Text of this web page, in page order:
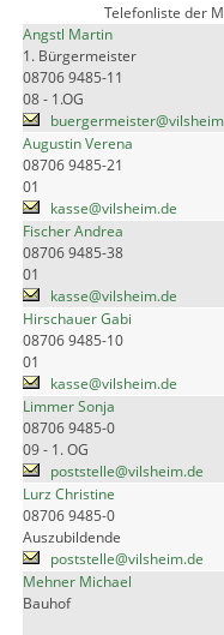
Telefonliste der
Angstl Martin
1. Bürgermeister
08706 9485-11
08 - 1.OG
Augustin Verena
08706 9485-21
01
kasse@vilsheim.de
Fischer Andrea
08706 9485-38
01
kasse@vilsheim.de
Hirschauer Gabi
08706 9485-10
01
kasse@vilsheim.de
Limmer Sonja
08706 9485-0
09 - 1. OG
poststelle@vilsheim.de
Lurz Christine
08706 9485-0
Auszubildende
poststelle@vilsheim.de
Mehner Michael
Bauhof